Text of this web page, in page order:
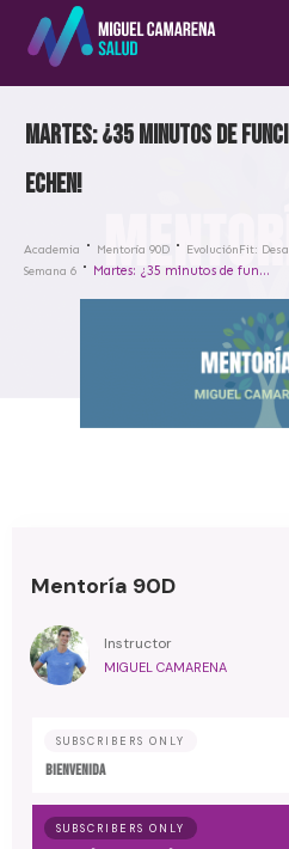
Martes: ¿35 minutos de
echen!
Academia Mentoría 90D
EvoluciónFit:
Semana 6
Martes: ¿35 minutos de funcional? ¡Y los que te echen!
Mentoría 90D
Instructor
MIGUEL CAMARENA
SUBSCRIBERS ONLY
BIENVENIDA
SUBSCRIBERS ONLY